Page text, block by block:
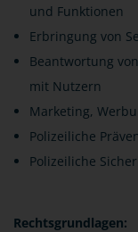
und Funktionen
Erbringung von
Beantwortung
mit Nutzern
Marketing,
Polizeiliche
Polizeiliche
Rechtsgrundlagen: